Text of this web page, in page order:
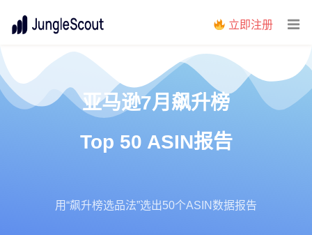
立即注册
亚马逊7月飙升榜
Top 50 ASIN报告
用“飙升榜选品法”选出50个ASIN数据报告